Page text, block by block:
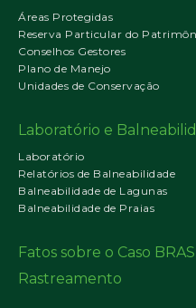
Áreas Protegidas
Reserva Particular do
Conselhos Gestores
Plano de Manejo
Unidades de Conservação
Laboratório e
Laboratório
Relatórios de Balneabilidade
Balneabilidade de Lagunas
Balneabilidade de Praias
Fatos sobre o Caso
Rastreamento